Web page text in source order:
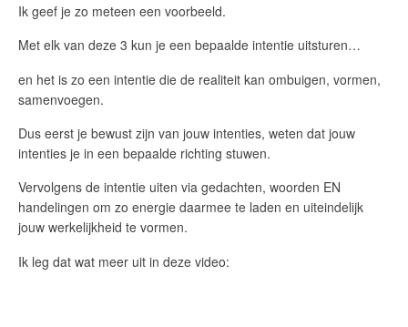
Ik geef je zo meteen een voorbeeld.
Met elk van deze 3 kun je een bepaalde intentie uitsturen…
en het is zo een intentie die de realiteit kan ombuigen, vormen,
samenvoegen.
Dus eerst je bewust zijn van jouw intenties, weten dat jouw
intenties je in een bepaalde richting stuwen.
Vervolgens de intentie uiten via gedachten, woorden EN
handelingen om zo energie daarmee te laden en uiteindelijk
jouw werkelijkheid te vormen.
Ik leg dat wat meer uit in deze video: